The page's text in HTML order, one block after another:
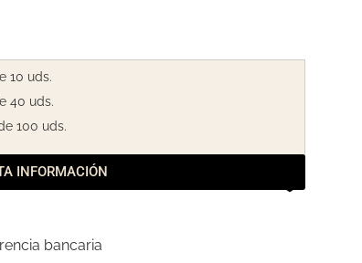
10 uds.
40 uds.
100 uds.
INFORMACIÓN
bancaria